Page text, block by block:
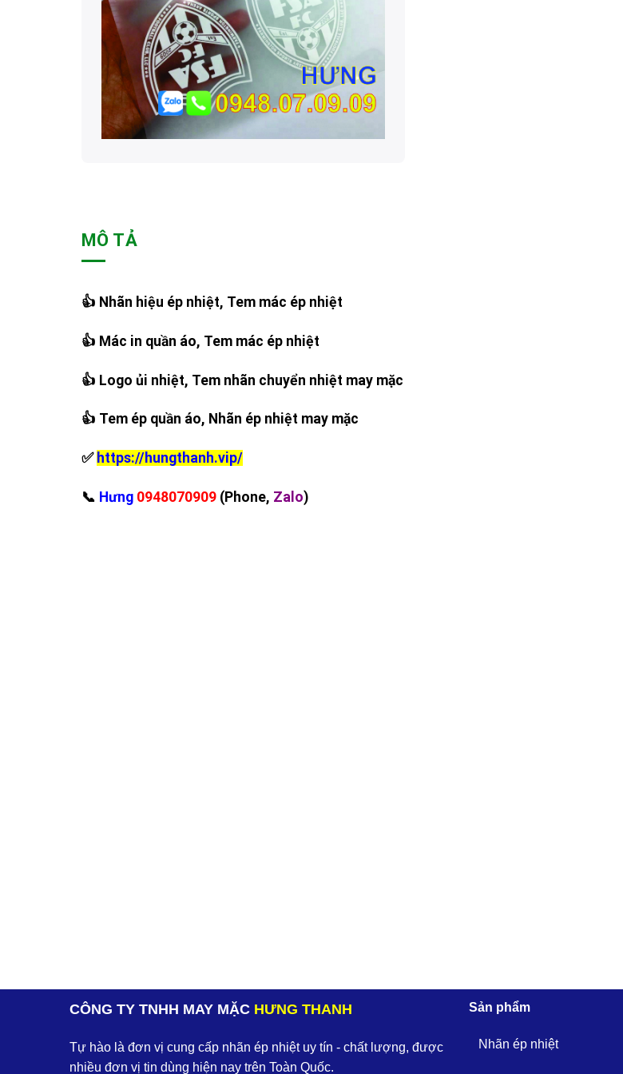
MÔ TẢ
👍 Nhãn hiệu ép nhiệt, Tem mác ép nhiệt
👍 Mác in quần áo, Tem mác ép nhiệt
👍 Logo ủi nhiệt, Tem nhãn chuyển nhiệt may mặc
👍 Tem ép quần áo, Nhãn ép nhiệt may mặc
✅ https://hungthanh.vip/
‪📞 Hưng 0948070909 (Phone, Zalo)
CÔNG TY TNHH MAY MẶC HƯNG THANH
Tự hào là đơn vị cung cấp nhãn ép nhiệt uy tín - chất lượng, được
nhiều đơn vị tin dùng hiện nay trên Toàn Quốc.
Sản phẩm
Nhãn ép nhiệt